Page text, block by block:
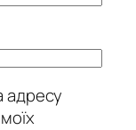
адресу